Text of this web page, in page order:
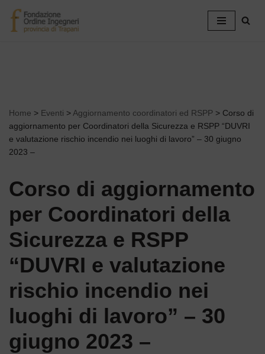
Vai
Home > Eventi > Aggiornamento coordinatori ed RSPP > Corso di
aggiornamento per Coordinatori della Sicurezza e RSPP “DUVRI
e valutazione rischio incendio nei luoghi di lavoro” – 30 giugno
2023 –
Corso di aggiornamento
per Coordinatori della
Sicurezza e RSPP
“DUVRI e valutazione
rischio incendio nei
luoghi di lavoro” – 30
giugno 2023 –